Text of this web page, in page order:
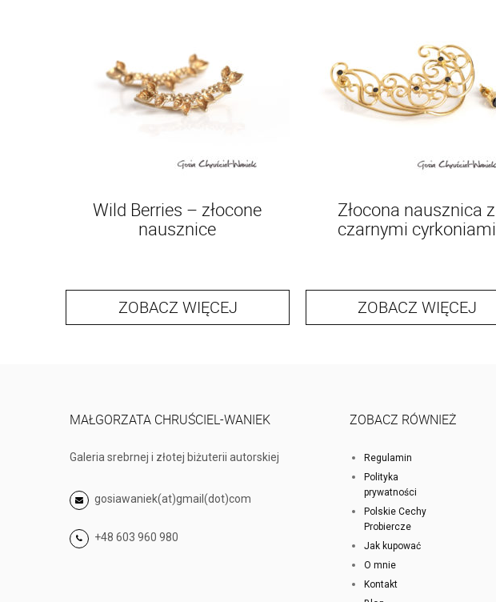
Wild Berries – złocone
nausznice
ZOBACZ WIĘCEJ
Złocona nausznica z
czarnymi cyrkoniami
ZOBACZ WIĘCEJ
MAŁGORZATA CHRUŚCIEL-WANIEK
Galeria srebrnej i złotej biżuterii autorskiej
gosiawaniek(at)gmail(dot)com
+48 603 960 980
ZOBACZ RÓWNIEŻ
Regulamin
Polityka
prywatności
Polskie Cechy
Probiercze
Jak kupować
O mnie
Kontakt